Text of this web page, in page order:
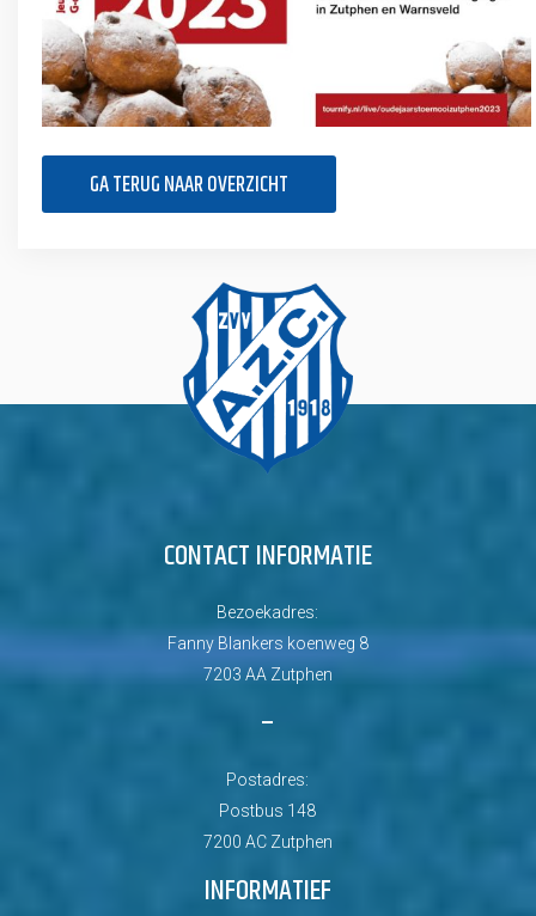
GA TERUG NAAR OVERZICHT
CONTACT INFORMATIE
Bezoekadres:
Fanny Blankers koenweg 8
7203 AA Zutphen
–
Postadres:
Postbus 148
7200 AC Zutphen
INFORMATIEF